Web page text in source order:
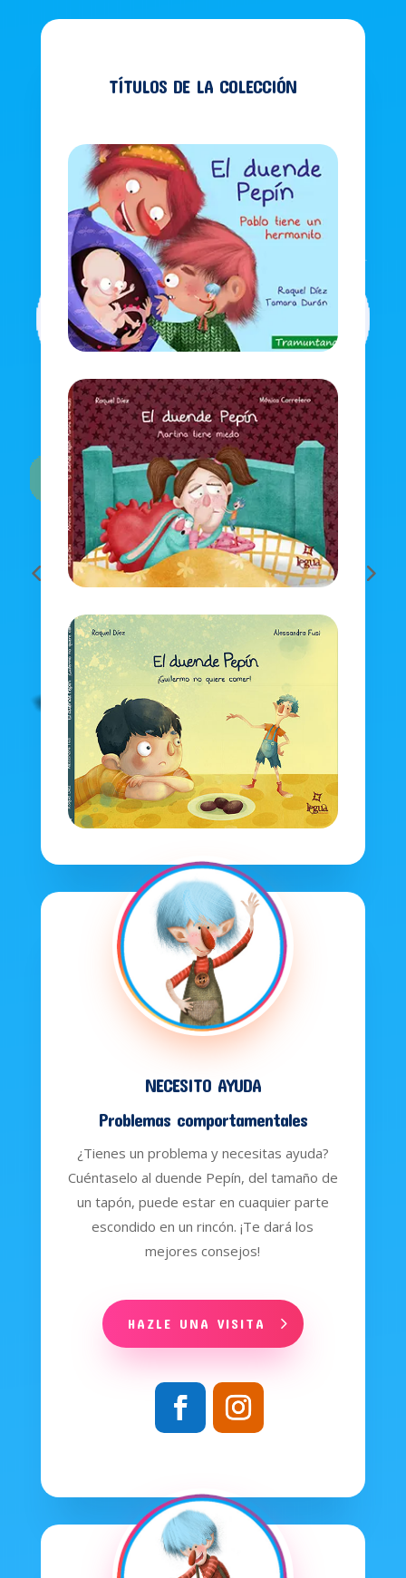
TÍTULOS DE LA COLECCIÓN
NECESITO AYUDA
Problemas comportamentales
¿Tienes un problema y necesitas ayuda?
Cuéntaselo al duende Pepín, del tamaño de
un tapón, puede estar en cuaquier parte
escondido en un rincón. ¡Te dará los
mejores consejos!
HAZLE UNA VISITA